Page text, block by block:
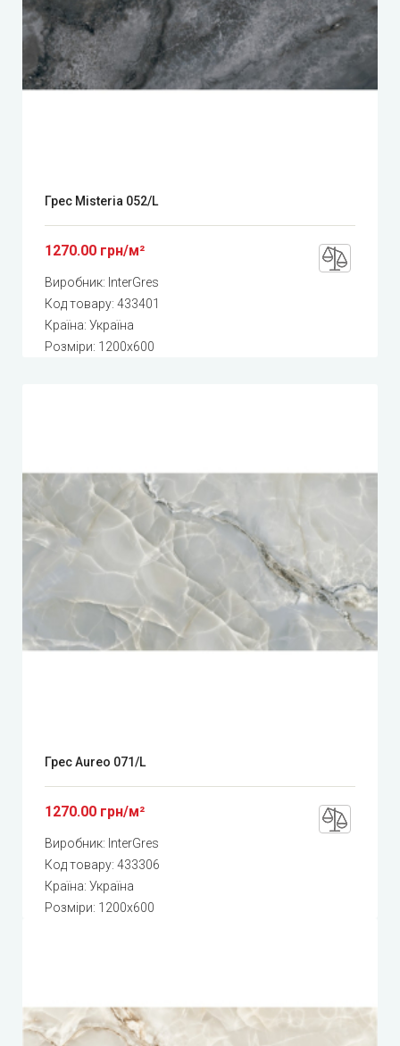
Грес Misteria 052/L
1270.00 грн/м²
Виробник: InterGres
Код товару: 433401
Країна: Україна
Розміри: 1200x600
Грес Aureo 071/L
1270.00 грн/м²
Виробник: InterGres
Код товару: 433306
Країна: Україна
Розміри: 1200x600